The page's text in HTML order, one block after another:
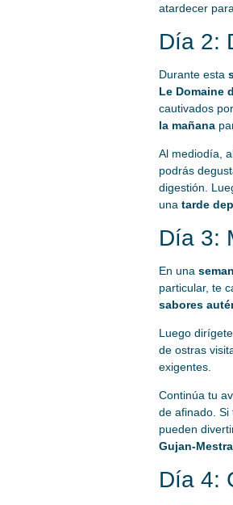
atardecer
Día 2:
Durante esta
Le Domaine
cautivados
la mañana
Al mediodía,
podrás
digestión.
una tarde
Día 3:
En una
particular, te
sabores
Luego
de ostras
exigentes.
Continúa tu
de afinado. Si
pueden
Gujan-
Día 4: